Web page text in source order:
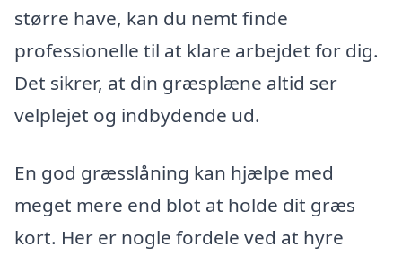
større have, kan du nemt finde
professionelle til at klare arbejdet for dig.
Det sikrer, at din græsplæne altid ser
velplejet og indbydende ud.
En god græsslåning kan hjælpe med
meget mere end blot at holde dit græs
kort. Her er nogle fordele ved at hyre